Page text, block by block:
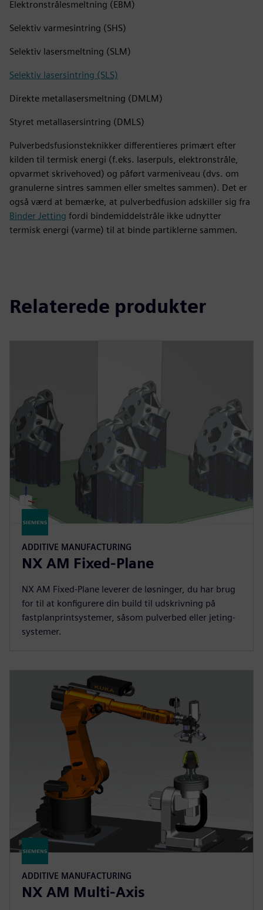
Elektronstrålesmeltning (EBM)
Selektiv varmesintring (SHS)
Selektiv lasersmeltning (SLM)
Selektiv lasersintring (SLS)
Direkte metallasersmeltning (DMLM)
Styret metallasersintring (DMLS)
Pulverbedsfusionsteknikker differentieres primært efter
kilden til termisk energi (f.eks. laserpuls, elektronstråle,
opvarmet skrivehoved) og påført varmeniveau (dvs. om
granulerne sintres sammen eller smeltes sammen). Det er
også værd at bemærke, at pulverbedfusion adskiller sig fra
Binder Jetting fordi bindemiddelstråle ikke udnytter
termisk energi (varme) til at binde partiklerne sammen.
Relaterede produkter
ADDITIVE MANUFACTURING
NX AM Fixed-Plane
NX AM Fixed-Plane leverer de løsninger, du har brug
for til at konfigurere din build til udskrivning på
fastplanprintsystemer, såsom pulverbed eller jeting-
systemer.
ADDITIVE MANUFACTURING
NX AM Multi-Axis